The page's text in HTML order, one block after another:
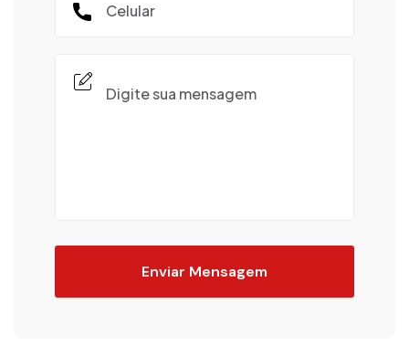
Enviar Mensagem